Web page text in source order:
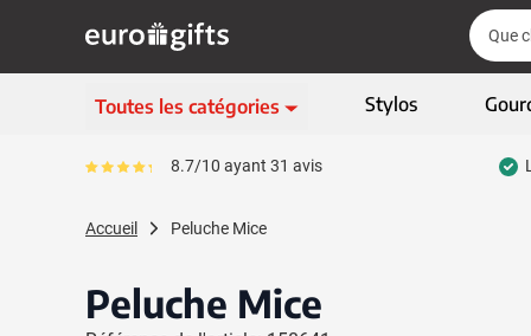
Chercher
Toutes les catégories
Ecriture
Articles écologiques
Stylos
Le pourcentage moyen d'avis est de 87
8.7/10 ayant 31 avis
Accueil Peluche Mice
Peluche Mice